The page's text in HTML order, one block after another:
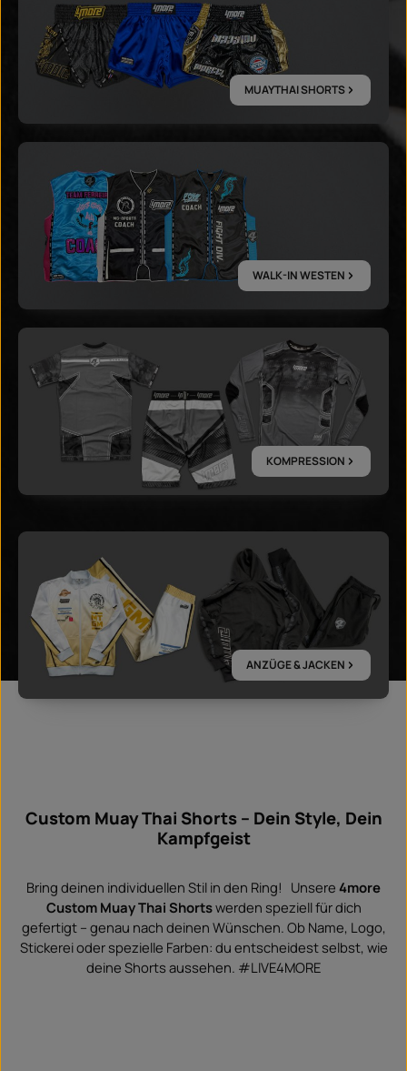
MUAYTHAI SHORTS
WALK-IN WESTEN
WALK-IN WESTEN
KOMPRESSION
KOMPRESSION
ANZÜGE & JACKEN
ANZÜGE & JACKEN
Custom Muay Thai Shorts – Dein Style, Dein
Kampfgeist
Bring deinen individuellen Stil in den Ring! Unsere 4more
Custom Muay Thai Shortswerden speziell für dich
gefertigt – genau nach deinen Wünschen. Ob Name, Logo,
Stickerei oder spezielle Farben: du entscheidest selbst, wie
deine Shorts aussehen. #LIVE4MORE